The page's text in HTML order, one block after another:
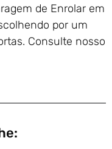
de Enrolar em
por um
Consulte nosso